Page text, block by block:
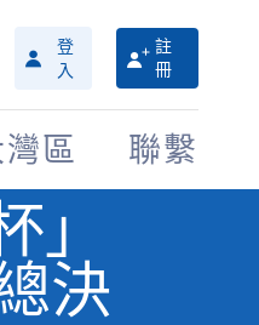
登
入
註
冊
區 聯繫
決